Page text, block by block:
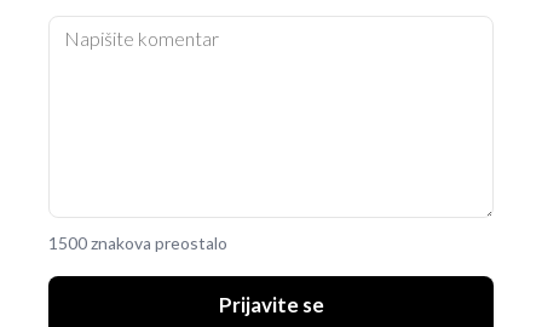
1500 znakova preostalo
Prijavite se